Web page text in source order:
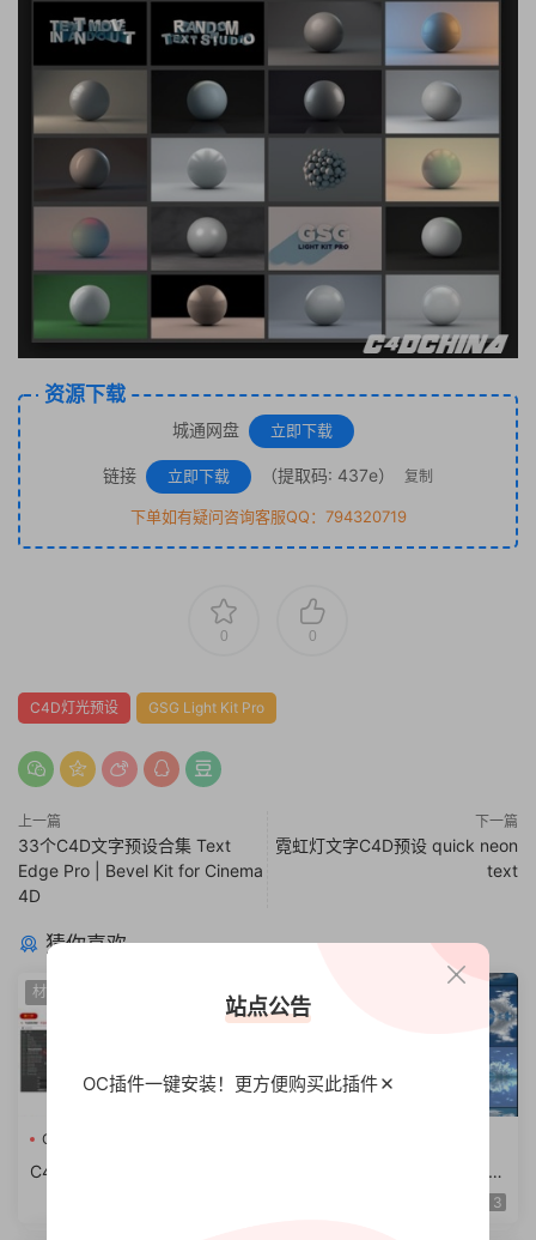
资源下载
城通网盘 立即下载
链接 立即下载 （提取码: 437e） 复制
下单如有疑问咨询客服QQ：794320719
0 0
C4D灯光预设 GSG Light Kit Pro
上一篇
33个C4D文字预设合集 Text
Edge Pro | Bevel Kit for Cinema
4D
下一篇
霓虹灯文字C4D预设 quick neon
text
猜你喜欢
材质预设
C4D模型
C4D自带渲染中文材质球预设
HDR
126款天空HDRI环境灯光贴图
3d渲染6K素材hdr打光exr格3
站点公告
OC插件一键安装！更方便购买此插件